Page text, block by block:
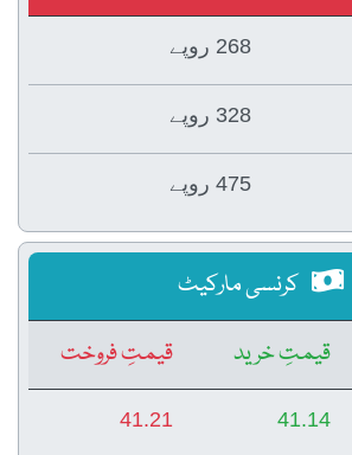
268 روپے
328 روپے
475 روپے
کرنسی مارکیٹ
قیمتِ خرید
قیمتِ فروخت
41.14
41.21